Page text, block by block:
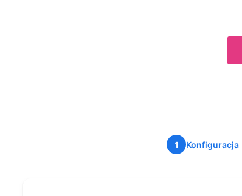
1 Konfiguracja